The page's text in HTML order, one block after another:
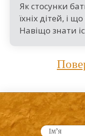
Як стосунки
їхніх дітей, і
Навіщо знати